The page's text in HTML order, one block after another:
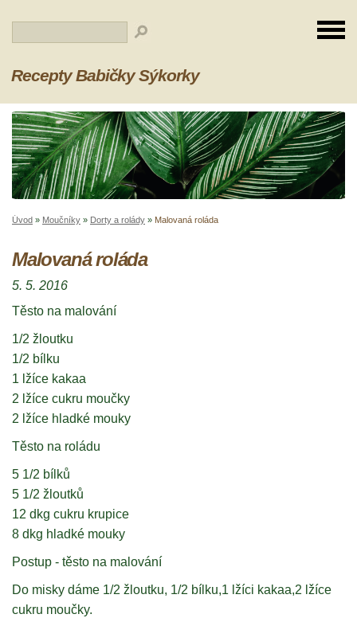
Recepty Babičky Sýkorky
Úvod » Moučníky » Dorty a rolády » Malovaná roláda
Malovaná roláda
5. 5. 2016
Těsto na malování
1/2 žloutku
1/2 bílku
1 lžíce kakaa
2 lžíce cukru moučky
2 lžíce hladké mouky
Těsto na roládu
5 1/2 bílků
5 1/2 žloutků
12 dkg cukru krupice
8 dkg hladké mouky
Postup - těsto na malování
Do misky dáme 1/2 žloutku, 1/2 bílku,1 lžíci kakaa,2 lžíce
cukru moučky.